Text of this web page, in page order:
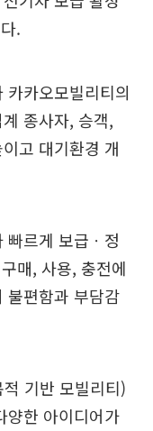
.
카오모빌리티의
종사자, 승객,
고 대기환경 개
빠르게 보급ㆍ정
매, 사용, 충전에
불편함과 부담감
기반 모빌리티)
양한 아이디어가